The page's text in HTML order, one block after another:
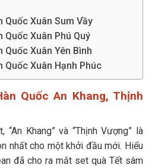
Quốc Xuân Sum Vầy
Quốc Xuân Phú Quý
Quốc Xuân Yên Bình
Quốc Xuân Hạnh Phúc
Quốc An Khang, Thịnh
Khang” và “Thịnh Vượng” là
nhất cho một khởi đầu mới. Hiểu
đã cho ra mắt set quà Tết sâm